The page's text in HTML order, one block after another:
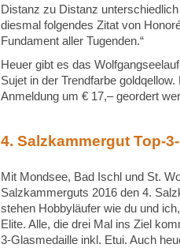
Distanz zu Distanz
diesmal folgendes Zitat von
Fundament aller Tugenden.“
Heuer gibt es das
Sujet in der Trendfarbe
Anmeldung um € 17,– geordert
4. Salzkammergut Top-
Mit Mondsee, Bad Ischl und St.
Salzkammerguts 2016 den 4.
stehen Hobbyläufer wie du und
Elite. Alle, die drei Mal ins Ziel
3-Glasmedaille inkl. Etui. Auch